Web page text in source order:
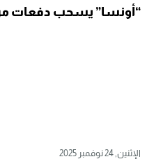
“أونسا” يسحب دفعات من